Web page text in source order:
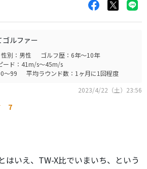
いと思いました。スピンを入れるア
すよね。
で使用は今後しませんが良いボール
ゴルファー
性別：男性
ゴルフ歴：6年～10年
ード：41m/s～45m/s
～99
平均ラウンド数：1ヶ月に1回程度
2023/4/22（土）23:56
7
はいえ、TW-X比でいまいち、という